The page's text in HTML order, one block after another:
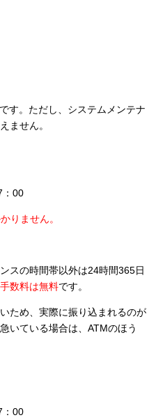
す。ただし、システムメンテナ
ません。
：00
りません。
スの時間帯以外は24時間365日
数料は無料です。
ため、実際に振り込まれるのが
いている場合は、ATMのほう
：00